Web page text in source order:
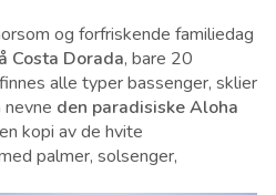
og forfriskende familiedag
Costa Dorada, bare 20
alle typer bassenger, sklier
den paradisiske Aloha
kopi av de hvite
palmer, solsenger,